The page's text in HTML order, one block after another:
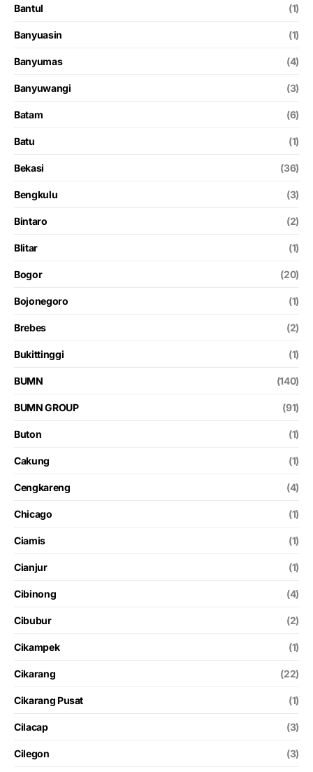
Bantul (1)
Banyuasin (1)
Banyumas (4)
Banyuwangi (3)
Batam (6)
Batu (1)
Bekasi (36)
Bengkulu (3)
Bintaro (2)
Blitar (1)
Bogor (20)
Bojonegoro (1)
Brebes (2)
Bukittinggi (1)
BUMN (140)
BUMN GROUP (91)
Buton (1)
Cakung (1)
Cengkareng (4)
Chicago (1)
Ciamis (1)
Cianjur (1)
Cibinong (4)
Cibubur (2)
Cikampek (1)
Cikarang (22)
Cikarang Pusat (1)
Cilacap (3)
Cilegon (3)